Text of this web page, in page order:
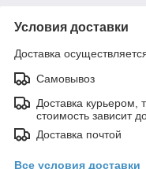
Условия доставки
Доставка
Самовывоз
Доставка курьером,
стоимость зависит
Доставка почтой
Все условия доставки